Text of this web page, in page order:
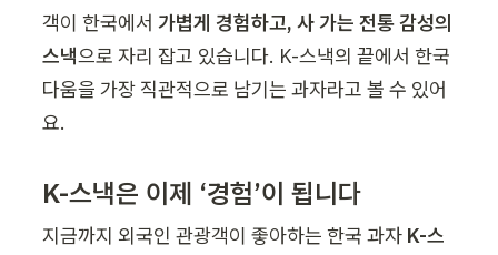
객이 한국에서 가볍게 경험하고, 사 가는 전통 감성의
스낵으로 자리 잡고 있습니다. K-스낵의 끝에서 한국
다움을 가장 직관적으로 남기는 과자라고 볼 수 있어
요.
K-스낵은 이제 ‘경험’이 됩니다
지금까지 외국인 관광객이 좋아하는 한국 과자 K-스